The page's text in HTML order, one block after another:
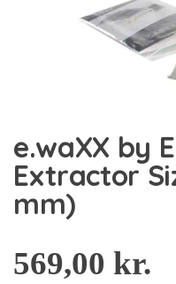
e.waXX by
Extractor
mm)
569,00 kr.